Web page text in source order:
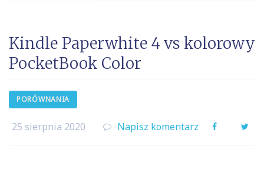
Kindle Paperwhite 4 vs kolorowy
PocketBook Color
PORÓWNANIA
25 sierpnia 2020 Napisz komentarz Facebook